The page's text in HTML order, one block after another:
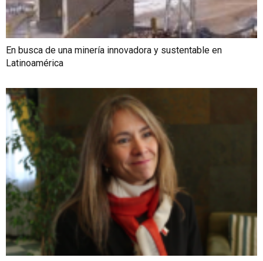
En busca de una minería innovadora y sustentable en
Latinoamérica